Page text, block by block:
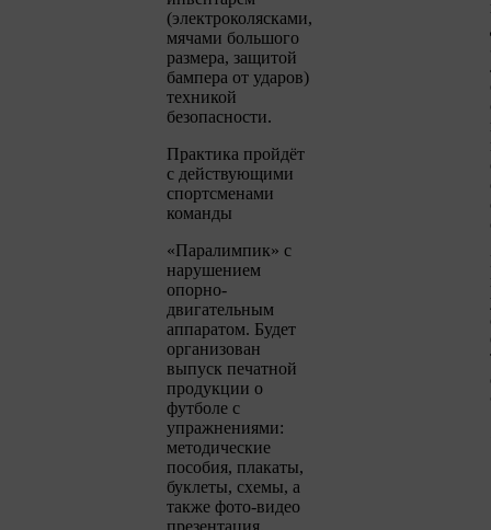
(электроколясками,
мячами большого
размера, защитой
бампера от ударов)
техникой
безопасности.
Практика пройдёт
с действующими
спортсменами
команды
«Паралимпик» с
нарушением
опорно-
двигательным
аппаратом. Будет
организован
выпуск печатной
продукции о
футболе с
упражнениями:
методические
пособия, плакаты,
буклеты, схемы, а
также фото-видео